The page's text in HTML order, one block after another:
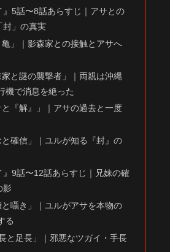
』5話〜8話あらすじ｜アサとの
封」の真実
」｜影森家との接触とアサへ
と謎の襲撃者」｜両親は沖縄
機で消息を絶った
『解』」｜アサの過去と一度
確信」｜ユルが知る『封』の
』9話〜12話あらすじ｜兄妹の確
影
囁き」｜ユルがアサを本物の
る
と足長」｜邪悪なツガイ・手長